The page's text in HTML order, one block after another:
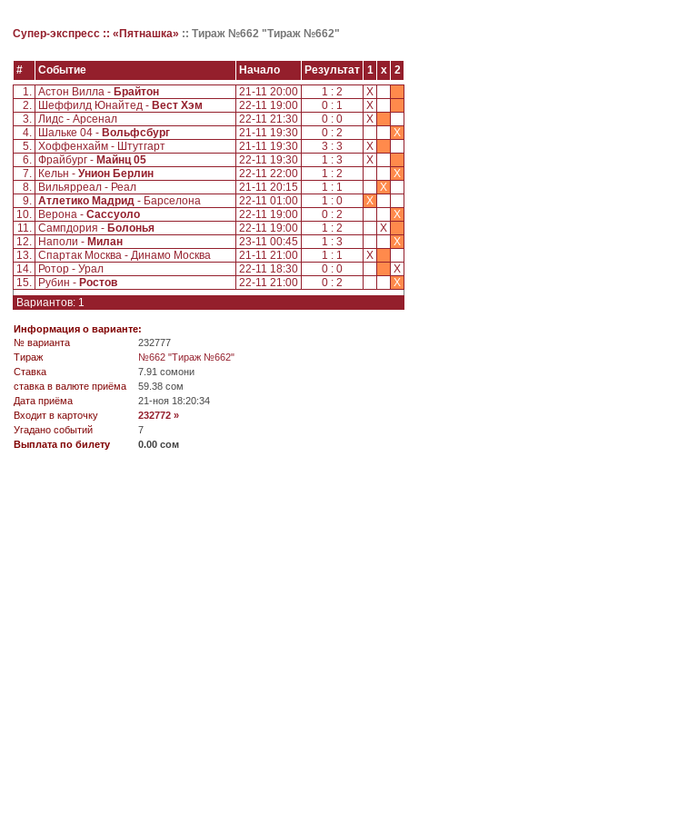
Супер-экспресс :: «Пятнашка» :: Тираж №662 "Тираж №662"
# Событие Начало Результат 1 x
2
1. Астон Вилла - Брайтон 21-11 20:00 1 : 2
X
2.
Шеффилд Юнайтед - Вест Хэм 22-11 19:00 0 : 1
X
3. Лидс - Арсенал 22-11 21:30 0 : 0
X
4.
Шальке 04 - Вольфсбург 21-11 19:30 0 : 2
X
5. Хоффенхайм - Штутгарт 21-11 19:30 3 : 3
X
6. Фрайбург - Майнц 05 22-11 19:30 1 : 3
X
7.
Кельн - Унион Берлин 22-11 22:00 1 : 2
X
8.
Вильярреал - Реал 21-11 20:15 1 : 1
X
9. Атлетико Мадрид - Барселона 22-11 01:00 1 : 0
X
10.
Верона - Сассуоло 22-11 19:00 0 : 2
X
11. Сампдория - Болонья 22-11 19:00 1 : 2
X
12.
Наполи - Милан 23-11 00:45 1 : 3
X
13. Спартак Москва - Динамо Москва 21-11 21:00 1 : 1
X
14.
Ротор - Урал 22-11 18:30 0 : 0
X
15.
Рубин - Ростов 22-11 21:00 0 : 2
X
Вариантов: 1
Информация о варианте:
№ варианта
232777
Tираж
№662 "Тираж №662"
Ставка
7.91 сомони
ставка в валюте приёма
59.38 сом
Дата приёма
21-ноя 18:20:34
Входит в карточку
232772 »
Угадано событий
7
Выплата по билету
0.00 сом